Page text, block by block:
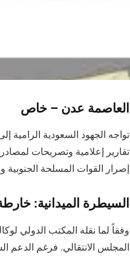
العاصمة عدن – خاص
تواجه الجهود السعودية
تقارير إعلامية وتصريحات
إصرار القوات المسلحة الجنوبية
السيطرة الميدانية:
وفقاً لما نقله المكتب الدولي
المجلس الانتقالي. فرغم الدعم